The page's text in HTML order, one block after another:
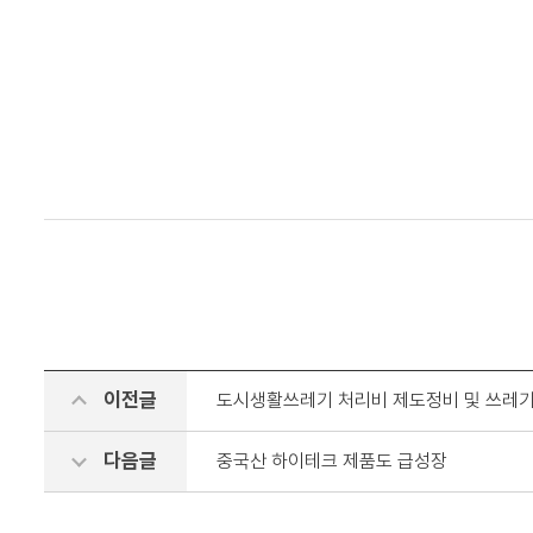
이전글 도시생활쓰레기 처리비 제도정비 및 쓰레
다음글 중국산 하이테크 제품도 급성장